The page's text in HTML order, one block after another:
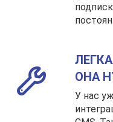
ОНА
У нас